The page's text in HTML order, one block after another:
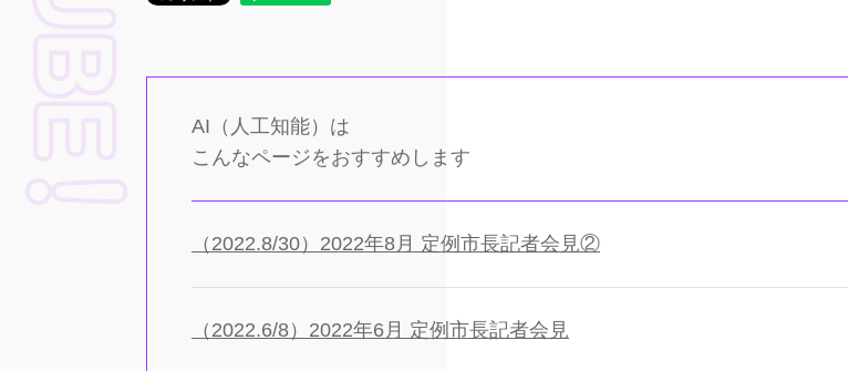
AI（人工知能）は
こんなページをおすすめします
（2022.8/30）2022年8月 定例市長記者会見②
（2022.6/8）2022年6月 定例市長記者会見